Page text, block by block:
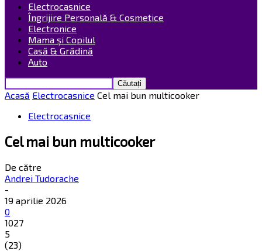
Electrocasnice
Îngrijire Personală & Cosmetice
Electronice
Mama și Copilul
Casă & Grădină
Auto
Acasă Electrocasnice Cel mai bun multicooker
Electrocasnice
Cel mai bun multicooker
De către
Andrei Tudorache
-
19 aprilie 2026
0
1027
5
(23)